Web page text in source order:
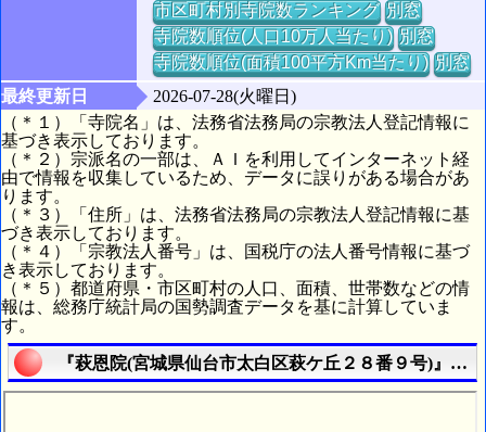
市区町村別寺院数ランキング 別窓
寺院数順位(人口10万人当たり) 別窓
寺院数順位(面積100平方Km当たり) 別窓
最終更新日
2026-07-28(火曜日)
（＊１）「寺院名」は、法務省法務局の宗教法人登記情報に
基づき表示しております。
（＊２）宗派名の一部は、ＡＩを利用してインターネット経
由で情報を収集しているため、データに誤りがある場合があ
ります。
（＊３）「住所」は、法務省法務局の宗教法人登記情報に基
づき表示しております。
（＊４）「宗教法人番号」は、国税庁の法人番号情報に基づ
き表示しております。
（＊５）都道府県・市区町村の人口、面積、世帯数などの情
報は、総務庁統計局の国勢調査データを基に計算していま
す。
『萩恩院(宮城県仙台市太白区萩ケ丘２８番９号)』の